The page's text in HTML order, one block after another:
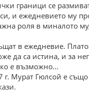
граници се
и ежедневието му
роля в миналото
в ежедневие.
да са истина, и за
е възможно...
г. Мурат Гюлсой е